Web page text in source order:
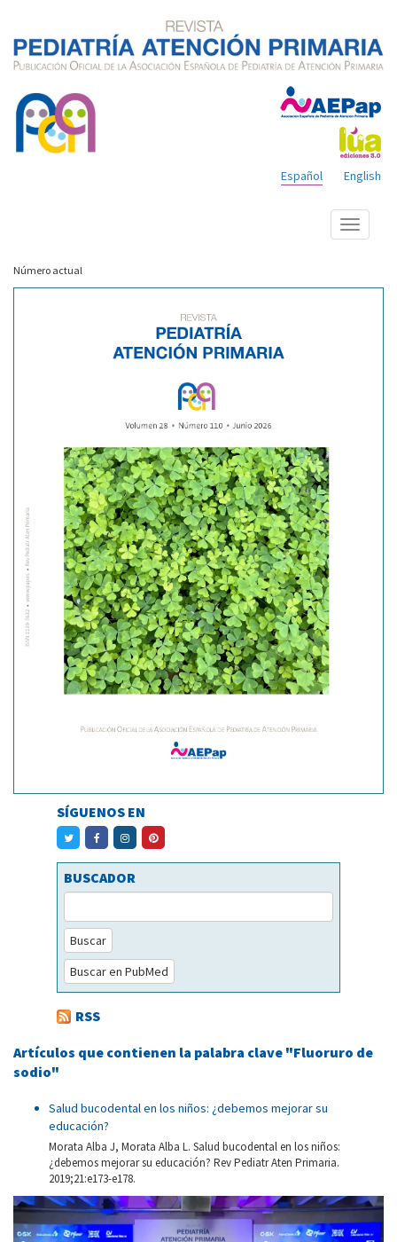
English
Español
Mostrar
menú
Número actual
SÍGUENOS EN
BUSCADOR
Buscar
Buscar en PubMed
RSS
Artículos que contienen la palabra clave "Fluoruro de
sodio"
Salud bucodental en los niños: ¿debemos mejorar su
educación?
Morata Alba J, Morata Alba L. Salud bucodental en los niños:
¿debemos mejorar su educación? Rev Pediatr Aten Primaria.
2019;21:e173-e178.